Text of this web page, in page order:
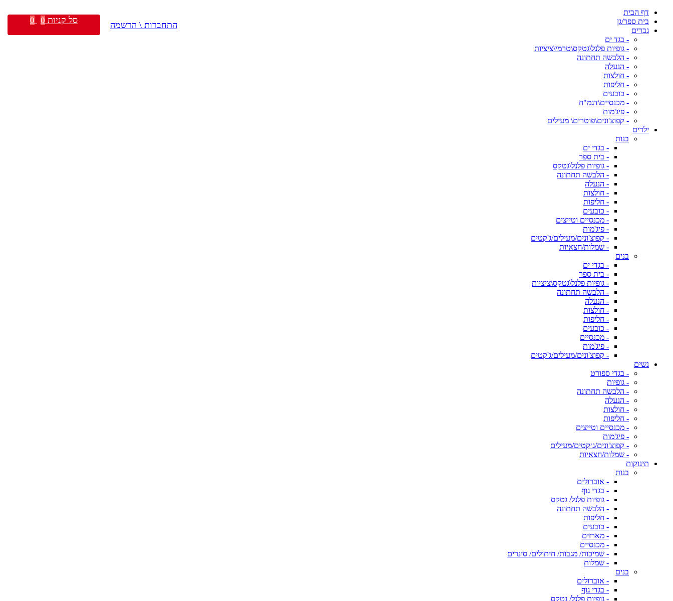
דף הבית
בית ספר/גן
גברים
- בגד ים
- גופיות פלנל\גטקס\טרמי\ציציות
- הלבשה תחתונה
- הנעלה
- חולצות
- חליפות
- כובעים
- מכנסיים\דגמ"ח
- פיג'מות
- קפוצ'ונים\פוטרים\ מעילים
ילדים
בנות
- בגדי ים
- בית ספר
- גופיות פלנל\גטקס
- הלבשה תחתונה
- הנעלה
- חולצות
- חליפות
- כובעים
- מכנסיים וטייצים
- פיג'מות
- קפוצ'ונים/מעילים/ג'קטים
- שמלות/חצאיות
בנים
- בגדי ים
- בית ספר
- גופיות פלנל\גטקס\ציציות
- הלבשה תחתונה
- הנעלה
- חולצות
- חליפות
- כובעים
- מכנסיים
- פיג'מות
- קפוצ'ונים/מעילים/ג'קטים
נשים
- בגדי ספורט
- גופיות
- הלבשה תחתונה
- הנעלה
- חולצות
- חליפות
- מכנסיים וטייצים
- פיג'מות
- קפוצ'ונים/ג׳קטים/מעילים
- שמלות/חצאיות
תינוקות
בנות
- אוברולים
- בגדי גוף
- גופיות פלנל/ גטקס
- הלבשה תחתונה
- חליפות
- כובעים
- מארזים
- מכנסיים
- שמיכות/ מגבות/ חיתולים/ סינרים
- שמלות
בנים
- אוברולים
- בגדי גוף
- גופיות פלנל/ גטקס
התחברות \ הרשמה סל קניות 0
0